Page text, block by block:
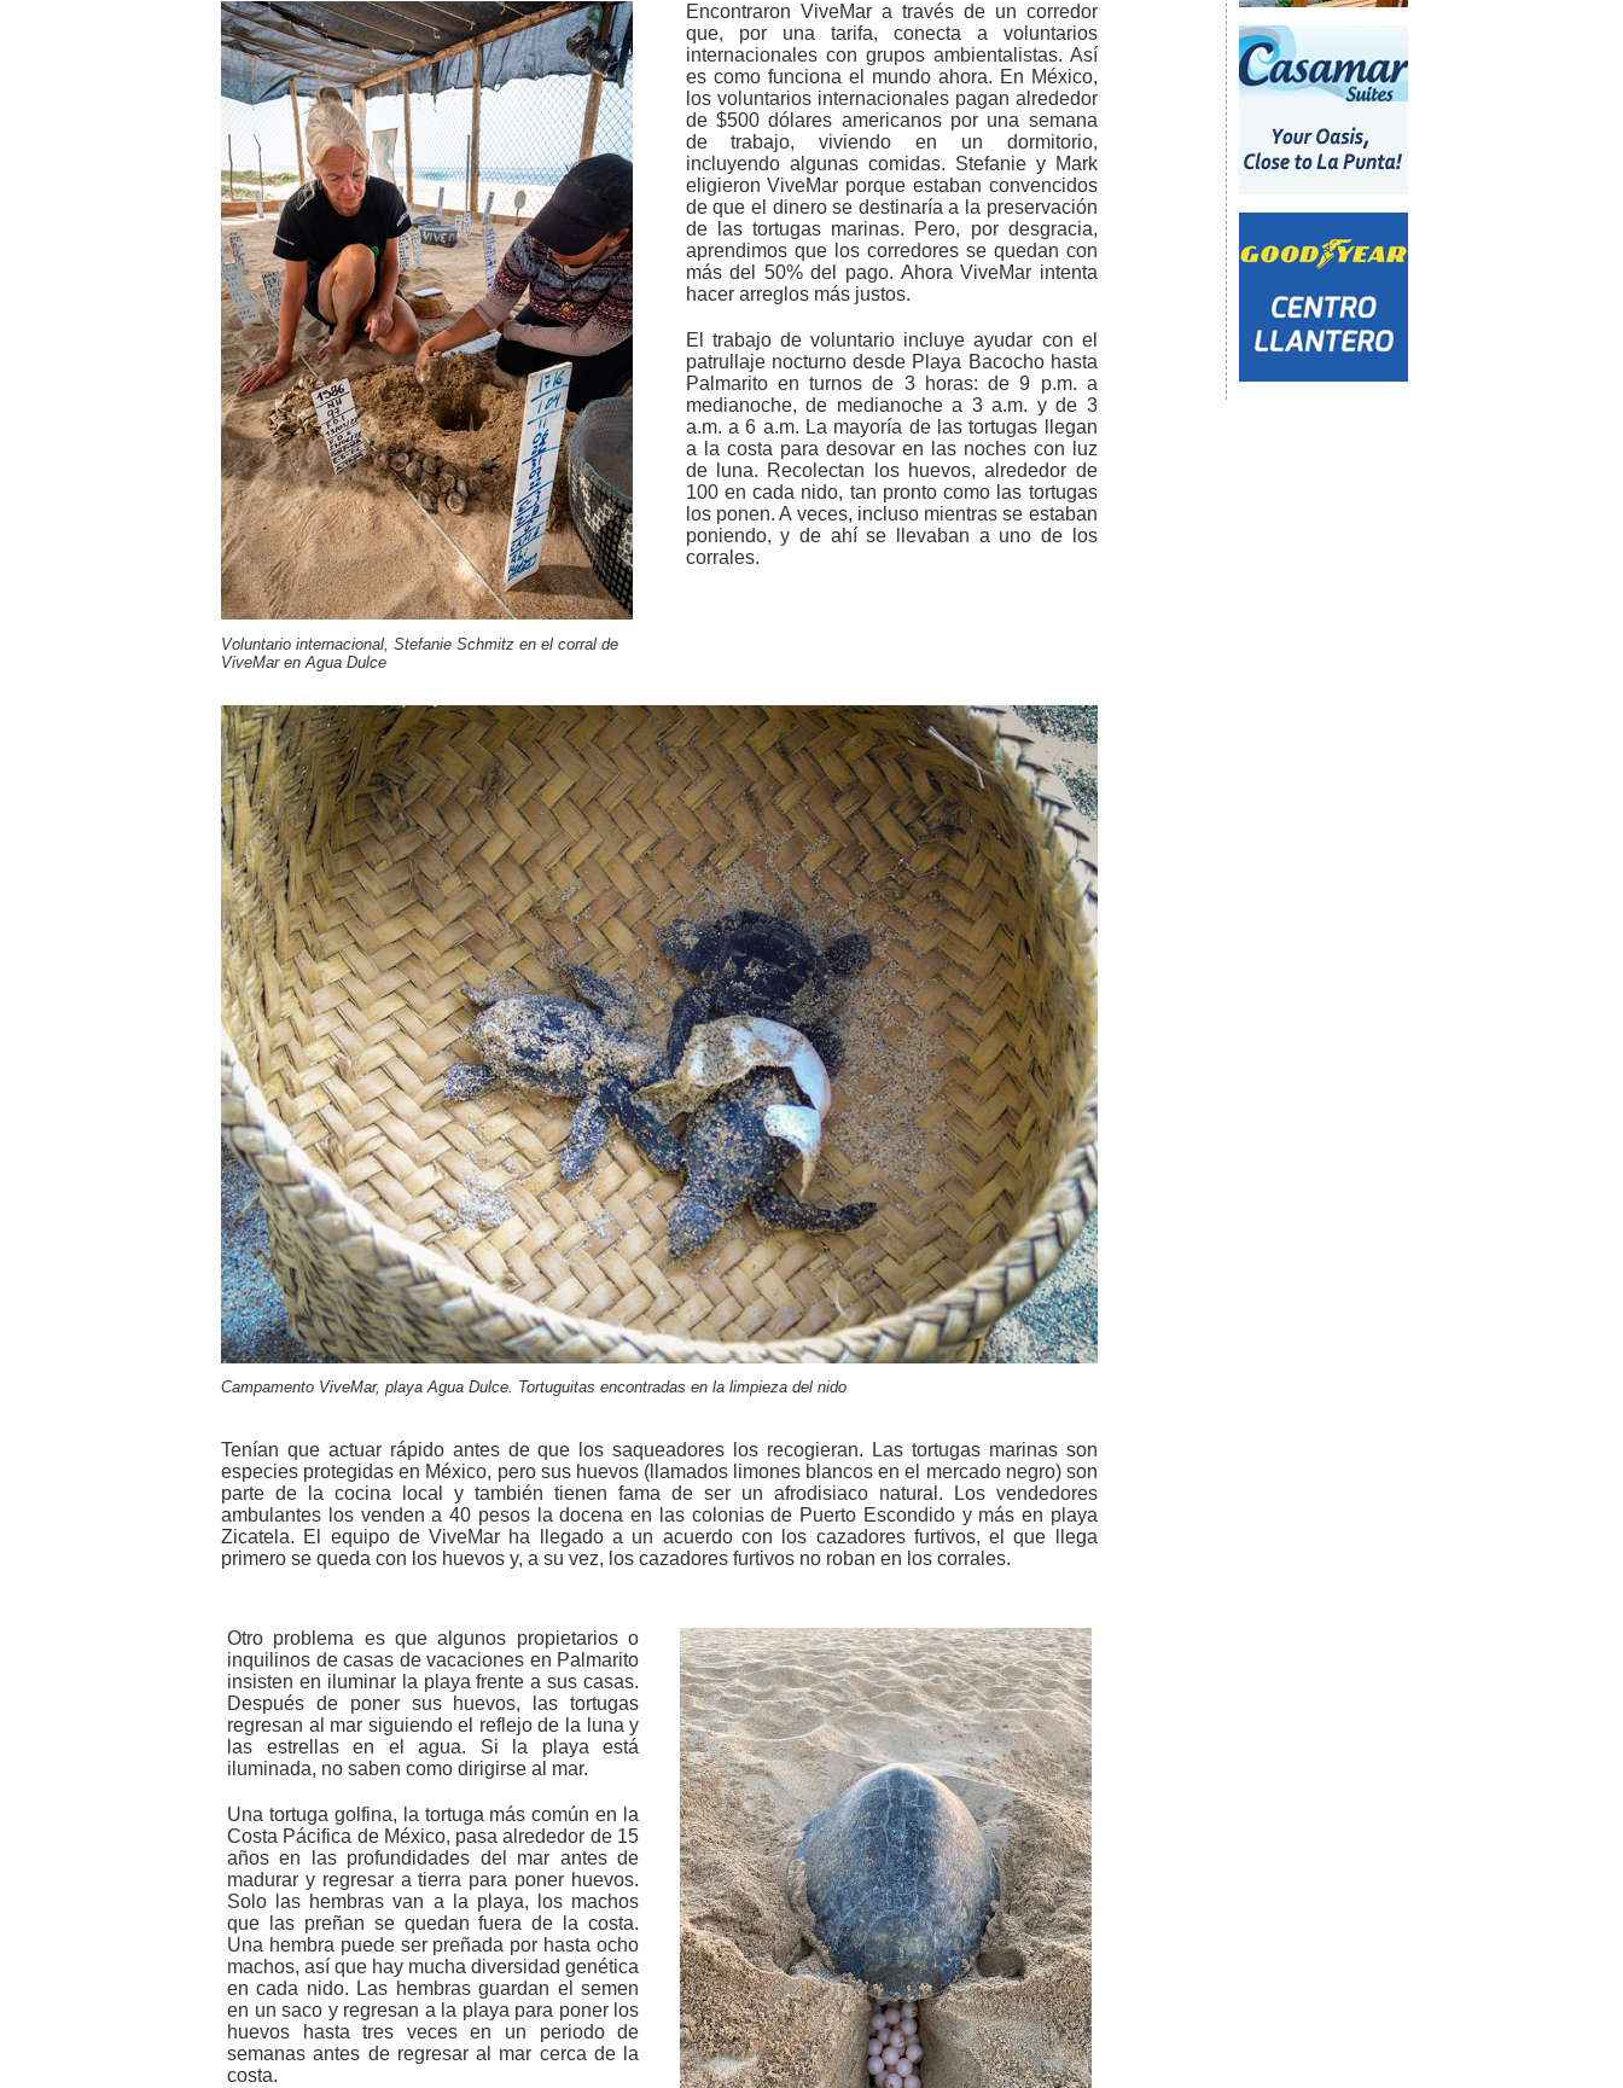
Encontraron ViveMar a través de un corredor
que, por una tarifa, conecta a voluntarios
internacionales con grupos ambientalistas. Así
es como funciona el mundo ahora. En México,
los voluntarios internacionales pagan alrededor
de $500 dólares americanos por una semana
de trabajo, viviendo en un dormitorio,
incluyendo algunas comidas. Stefanie y Mark
eligieron ViveMar porque estaban convencidos
de que el dinero se destinaría a la preservación
de las tortugas marinas. Pero, por desgracia,
aprendimos que los corredores se quedan con
más del 50% del pago. Ahora ViveMar intenta
hacer arreglos más justos.
El trabajo de voluntario incluye ayudar con el
patrullaje nocturno desde Playa Bacocho hasta
Palmarito en turnos de 3 horas: de 9 p.m. a
medianoche, de medianoche a 3 a.m. y de 3
a.m. a 6 a.m. La mayoría de las tortugas llegan
a la costa para desovar en las noches con luz
de luna. Recolectan los huevos, alrededor de
100 en cada nido, tan pronto como las tortugas
los ponen. A veces, incluso mientras se estaban
poniendo, y de ahí se llevaban a uno de los
corrales.
Voluntario internacional, Stefanie Schmitz en el corral de
ViveMar en Agua Dulce
Campamento ViveMar, playa Agua Dulce. Tortuguitas encontradas en la limpieza del nido
Tenían que actuar rápido antes de que los saqueadores los recogieran. Las tortugas marinas son
especies protegidas en México, pero sus huevos (llamados limones blancos en el mercado negro) son
parte de la cocina local y también tienen fama de ser un afrodisiaco natural. Los vendedores
ambulantes los venden a 40 pesos la docena en las colonias de Puerto Escondido y más en playa
Zicatela. El equipo de ViveMar ha llegado a un acuerdo con los cazadores furtivos, el que llega
primero se queda con los huevos y, a su vez, los cazadores furtivos no roban en los corrales.
Otro problema es que algunos propietarios o
inquilinos de casas de vacaciones en Palmarito
insisten en iluminar la playa frente a sus casas.
Después de poner sus huevos, las tortugas
regresan al mar siguiendo el reflejo de la luna y
las estrellas en el agua. Si la playa está
iluminada, no saben como dirigirse al mar.
Una tortuga golfina, la tortuga más común en la
Costa Pácifica de México, pasa alrededor de 15
años en las profundidades del mar antes de
madurar y regresar a tierra para poner huevos.
Solo las hembras van a la playa, los machos
que las preñan se quedan fuera de la costa.
Una hembra puede ser preñada por hasta ocho
machos, así que hay mucha diversidad genética
en cada nido. Las hembras guardan el semen
en un saco y regresan a la playa para poner los
huevos hasta tres veces en un periodo de
semanas antes de regresar al mar cerca de la
costa.